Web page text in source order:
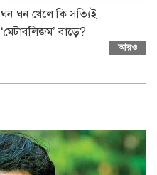
ঘন ঘন খেলে কি সত্যিই
‘মেটাবলিজম’ বাড়ে?
আরও